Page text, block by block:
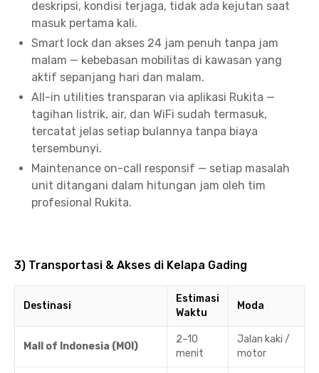
deskripsi, kondisi terjaga, tidak ada kejutan saat
masuk pertama kali.
Smart lock dan akses 24 jam penuh tanpa jam
malam — kebebasan mobilitas di kawasan yang
aktif sepanjang hari dan malam.
All-in utilities transparan via aplikasi Rukita —
tagihan listrik, air, dan WiFi sudah termasuk,
tercatat jelas setiap bulannya tanpa biaya
tersembunyi.
Maintenance on-call responsif — setiap masalah
unit ditangani dalam hitungan jam oleh tim
profesional Rukita.
3) Transportasi & Akses di Kelapa Gading
Destinasi
Estimasi
Waktu
Moda
Mall of Indonesia (MOI)
2–10
menit
Jalan kaki /
motor